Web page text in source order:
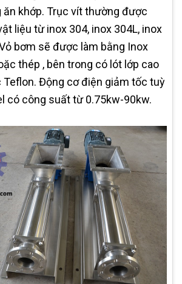
ăn khớp. Trục vít thường được
liệu từ inox 304, inox 304L, inox
bơm sẽ được làm bằng Inox
thép , bên trong có lót lớp cao
Động cơ điện giảm tốc tuỳ
có công suất từ 0.75kw-90kw.